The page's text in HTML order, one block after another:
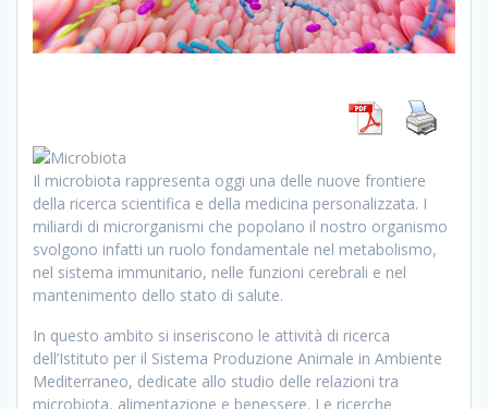
Il microbiota rappresenta oggi una delle nuove frontiere
della ricerca scientifica e della medicina personalizzata. I
miliardi di microrganismi che popolano il nostro organismo
svolgono infatti un ruolo fondamentale nel metabolismo,
nel sistema immunitario, nelle funzioni cerebrali e nel
mantenimento dello stato di salute.
In questo ambito si inseriscono le attività di ricerca
dell’Istituto per il Sistema Produzione Animale in Ambiente
Mediterraneo, dedicate allo studio delle relazioni tra
microbiota, alimentazione e benessere. Le ricerche